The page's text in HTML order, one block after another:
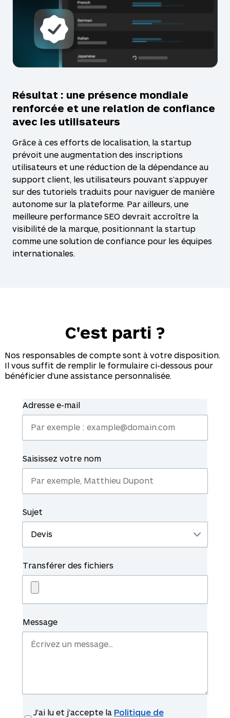
Résultat : une présence mondiale
renforcée et une relation de confiance
avec les utilisateurs
Grâce à ces efforts de localisation, la startup
prévoit une augmentation des inscriptions
utilisateurs et une réduction de la dépendance au
support client, les utilisateurs pouvant s’appuyer
sur des tutoriels traduits pour naviguer de manière
autonome sur la plateforme. Par ailleurs, une
meilleure performance SEO devrait accroître la
visibilité de la marque, positionnant la startup
comme une solution de confiance pour les équipes
internationales.
C'est parti ?
Nos responsables de compte sont à votre disposition.
Il vous suffit de remplir le formulaire ci-dessous pour
bénéficier d’une assistance personnalisée.
Adresse e-mail
Saisissez votre nom
Sujet
Transférer des fichiers
Message
J’ai lu et j’accepte la Politique de